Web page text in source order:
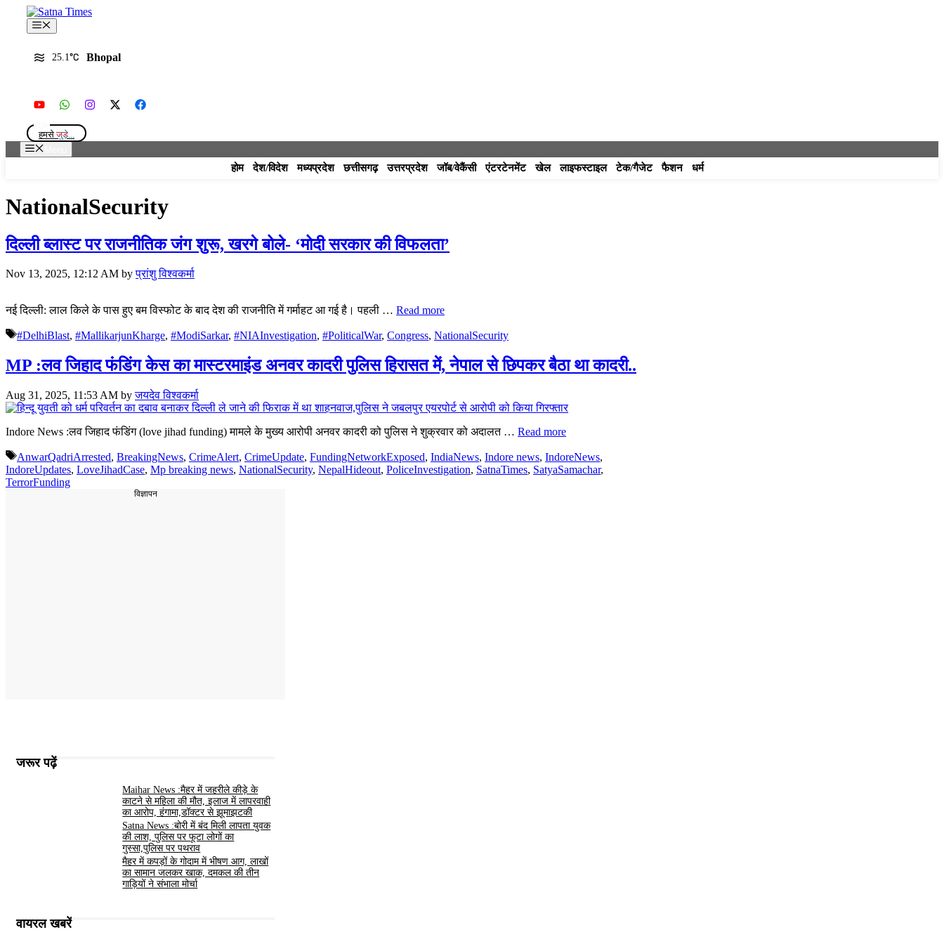
content
Menu
25.1 Bhopal
हमसे जुड़े...
होम देश/विदेश मध्यप्रदेश छत्तीसगढ़ उत्तरप्रदेश जॉब/वेकैंसी एंटरटेनमेंट खेल लाइफस्टाइल टेक/गैजेट फैशन धर्म
NationalSecurity
दिल्ली ब्लास्ट पर राजनीतिक जंग शुरू, खरगे बोले- ‘मोदी सरकार की विफलता’
Nov 13, 2025, 12:12 AM byप्रांशु विश्वकर्मा
नई दिल्ली: लाल किले के पास हुए बम विस्फोट के बाद देश की राजनीति में गर्माहट आ गई है। पहली … Read more
Tags
#DelhiBlast, #MallikarjunKharge, #ModiSarkar, #NIAInvestigation, #PoliticalWar, Congress, NationalSecurity
MP :लव जिहाद फंडिंग केस का मास्टरमाइंड अनवर कादरी पुलिस हिरासत में, नेपाल से छिपकर बैठा था कादरी..
Aug 31, 2025, 11:53 AM byजयदेव विश्वकर्मा
Indore News :लव जिहाद फंडिंग (love jihad funding) मामले के मुख्य आरोपी अनवर कादरी को पुलिस ने शुक्रवार को अदालत … Read more
Tags
AnwarQadriArrested, BreakingNews, CrimeAlert, CrimeUpdate, FundingNetworkExposed, IndiaNews, Indore news, IndoreNews,
IndoreUpdates, LoveJihadCase, Mp breaking news, NationalSecurity, NepalHideout, PoliceInvestigation, SatnaTimes, SatyaSamachar,
TerrorFunding
विज्ञापन
जरूर पढ़ें
Maihar News :मैहर में जहरीले कीड़े के
काटने से महिला की मौत, इलाज में लापरवाही
का आरोप, हंगामा,डॉक्टर से झूमाझटकी
Satna News :बोरी में बंद मिली लापता युवक
की लाश, पुलिस पर फूटा लोगों का
गुस्सा,पुलिस पर पथराव
मैहर में कपड़ों के गोदाम में भीषण आग, लाखों
का सामान जलकर खाक, दमकल की तीन
गाड़ियों ने संभाला मोर्चा
वायरल खबरें